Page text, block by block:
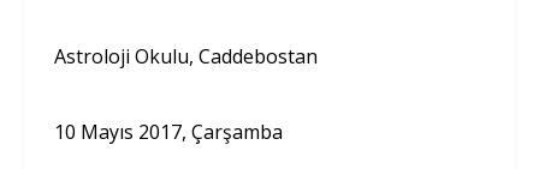
Astroloji Okulu, Caddebostan
10 Mayıs 2017, Çarşamba